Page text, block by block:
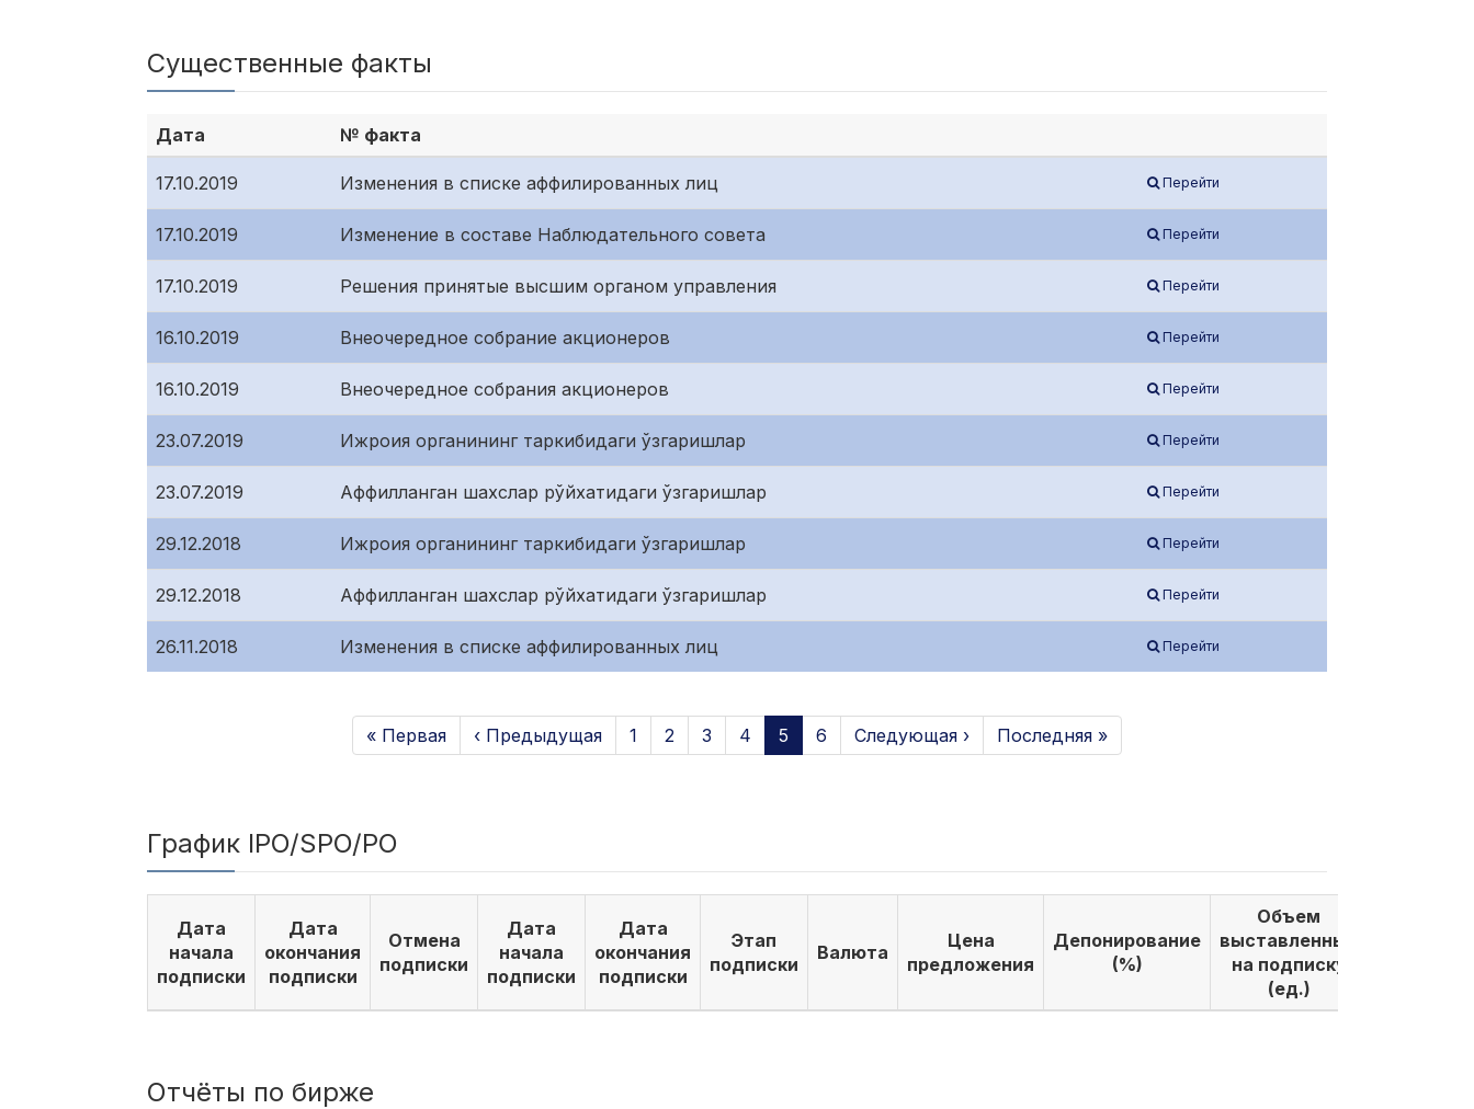
Существенные факты
Дата № факта
17.10.2019 Изменения в списке аффилированных лиц Перейти
17.10.2019 Изменение в составе Наблюдательного совета Перейти
17.10.2019 Решения принятые высшим органом управления Перейти
16.10.2019 Внеочередное собрание акционеров Перейти
16.10.2019 Внеочередное собрания акционеров Перейти
23.07.2019 Ижроия органининг таркибидаги ўзгаришлар Перейти
23.07.2019 Аффилланган шахслар рўйхатидаги ўзгаришлар Перейти
29.12.2018 Ижроия органининг таркибидаги ўзгаришлар Перейти
29.12.2018 Аффилланган шахслар рўйхатидаги ўзгаришлар Перейти
26.11.2018 Изменения в списке аффилированных лиц Перейти
« Первая ‹ Предыдущая 1 2 3 4 5 6 Следующая › Последняя »
График IPO/SPO/PO
Дата
начала
подписки
Дата
окончания
подписки
Отмена
подписки
Дата
начала
подписки
Дата
окончания
подписки
Этап
подписки
Валюта
Цена
предложения
Депонирование
(%)
Объем
выставленных
на подписку
(ед.)
Отчёты по бирже